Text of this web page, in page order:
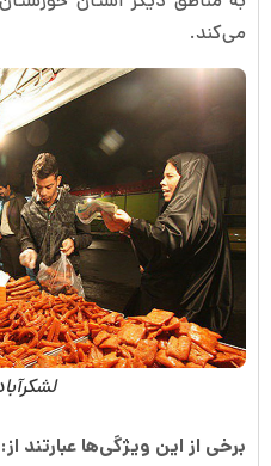
می‌کند.
برخی از این ویژگی‌ها عبارتند از: